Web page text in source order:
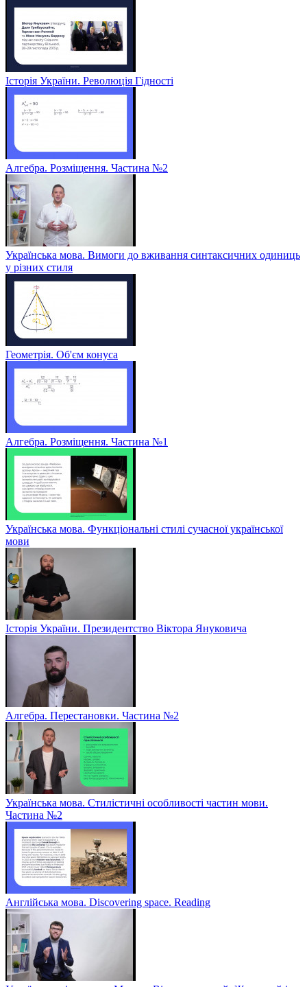
Історія України. Революція Гідності
Алгебра. Розміщення. Частина №2
Українська мова. Вимоги до вживання синтаксичних одиниць
у різних стиля
Геометрія. Об'єм конуса
Алгебра. Розміщення. Частина №1
Українська мова. Функціональні стилі сучасної української
мови
Історія України. Президентство Віктора Януковича
Алгебра. Перестановки. Частина №2
Українська мова. Стилістичні особливості частин мови.
Частина №2
Англійська мова. Discovering space. Reading